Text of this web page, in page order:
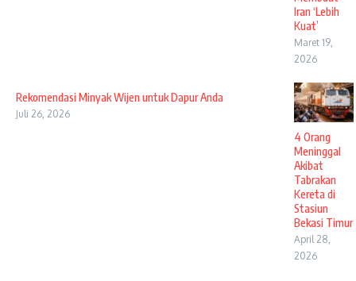
Iran ‘Lebih
Kuat’
Maret 19,
2026
Rekomendasi Minyak Wijen untuk Dapur Anda
Juli 26, 2026
4 Orang
Meninggal
Akibat
Tabrakan
Kereta di
Stasiun
Bekasi Timur
April 28,
2026